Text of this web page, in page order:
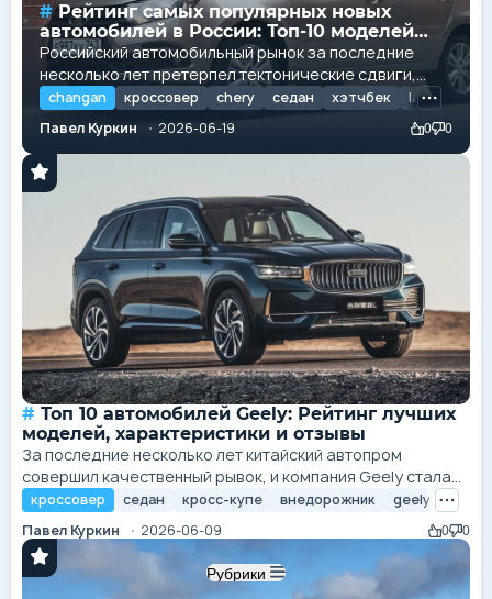
Рубрики
Рейтинг самых популярных новых
автомобилей в России: Топ-10 моделей
первичного рынка
Российский автомобильный рынок за последние
несколько лет претерпел тектонические сдвиги,
которые полностью изменили ландшафт первичных
продаж. Если еще пять лет назад основная борьба
за кошельки покупателей разворачивалась между
европейскими, корейскими и японскими концернами,
то сегодня картина выглядит иначе. Доминирующее
положение заняли...
changan кроссовер chery седан хэтчбек lada
lada
Павел Куркин
2026-06-19 0 0
моделей, характеристики и отзывы
За последние несколько лет китайский автопром
совершил качественный рывок, и компания Geely стала
главным локомотивом этих изменений. Благодаря
тесному сотрудничеству с инженерами Volvo и
инвестициям в разработку собственных модульных
платформ, бренд перестал восприниматься как
производитель бюджетных копий. Сегодня Geely — это
кроссовер седан кросс-купе внедорожник geely
geely
Павел Куркин
2026-06-09 0 0